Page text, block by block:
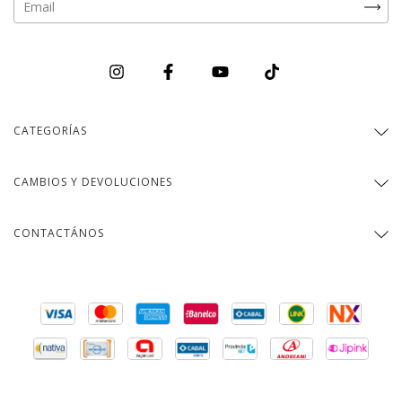
CATEGORÍAS
CAMBIOS Y DEVOLUCIONES
CONTACTÁNOS